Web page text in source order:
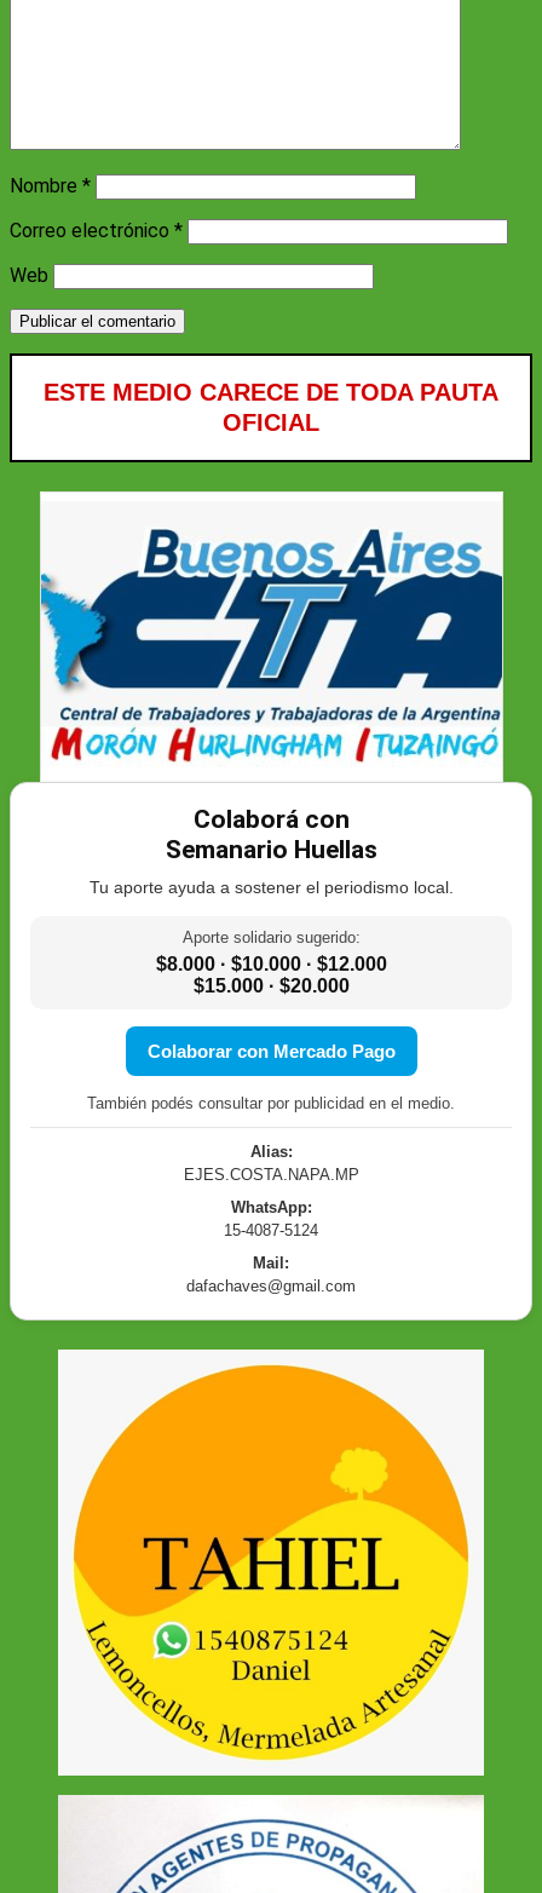
Nombre *
Correo electrónico *
Web
ESTE MEDIO CARECE DE TODA PAUTA
OFICIAL
Colaborá con
Semanario Huellas
Tu aporte ayuda a sostener el periodismo local.
Aporte solidario sugerido:
$8.000 · $10.000 · $12.000
$15.000 · $20.000
Colaborar con Mercado Pago
También podés consultar por publicidad en el medio.
Alias:
EJES.COSTA.NAPA.MP
WhatsApp:
15-4087-5124
Mail:
dafachaves@gmail.com